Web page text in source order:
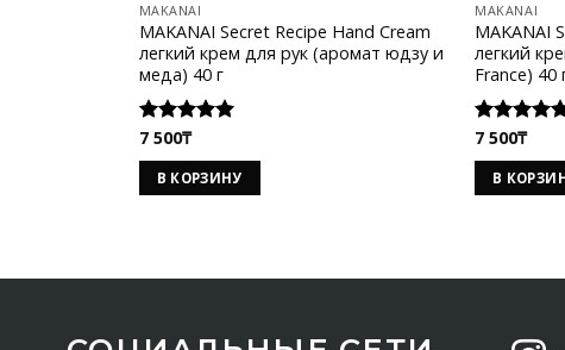
MAKANAI
MAKANAI Secret Recipe Hand Cream
легкий крем для рук (аромат юдзу и
меда) 40 г
Оценка
5.00из 5
7 500₸
В КОРЗИНУ
MAKANAI
MAKANAI
легкий
France) 40
Оценка
5.00из 5
7 500₸
В